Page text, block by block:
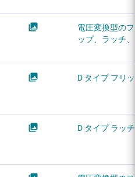
電圧変換型の
ップ、ラッチ
D タイプ フリ
D タイプ ラッチ